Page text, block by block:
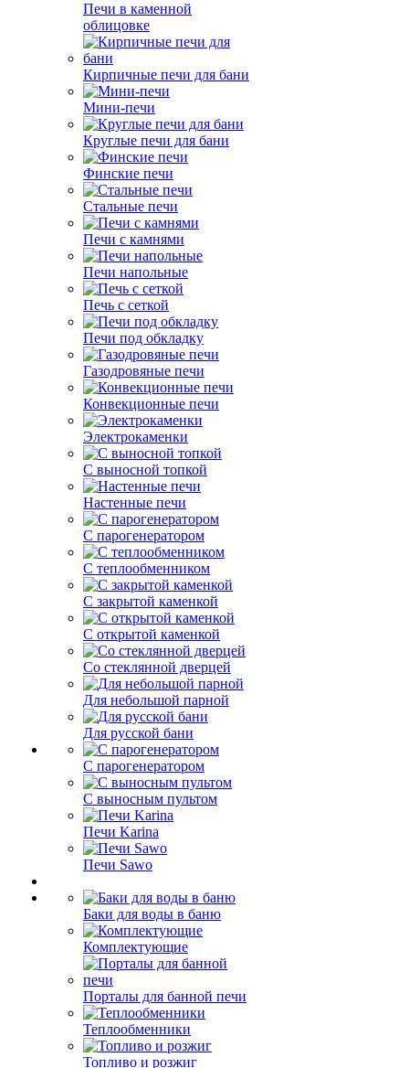
Печи в каменной
облицовке
Кирпичные печи для бани
Мини-печи
Круглые печи для бани
Финские печи
Стальные печи
Печи с камнями
Печи напольные
Печь с сеткой
Печи под обкладку
Газодровяные печи
Конвекционные печи
Электрокаменки
С выносной топкой
Настенные печи
С парогенератором
С теплообменником
С закрытой каменкой
С открытой каменкой
Со стеклянной дверцей
Для небольшой парной
Для русской бани
С парогенератором
С выносным пультом
Печи Karina
Печи Sawo
Баки для воды в баню
Комплектующие
Порталы для банной печи
Теплообменники
Топливо и розжиг